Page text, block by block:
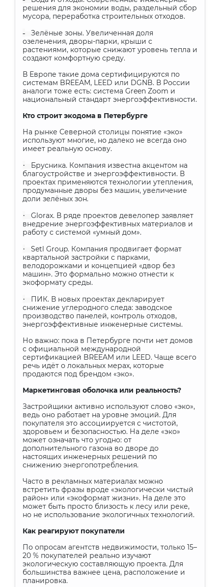
решения для экономии воды, раздельный сбор
мусора, переработка строительных отходов.
-
Зелёные зоны. Увеличенная доля
озеленения, дворы-парки, крыши с
растениями, которые снижают уровень тепла и
создают комфортную среду.
В Европе такие дома сертифицируются по
системам BREEAM, LEED или DGNB. В России
аналоги тоже есть: система Green Zoom и
национальный стандарт энергоэффективности.
Кто строит экодома в Петербурге
На рынке Северной столицы понятие «эко»
используют многие, но далеко не всегда оно
имеет реальную основу.
·
Брусника. Компания известна акцентом на
благоустройстве и энергоэффективности. В
проектах применяются технологии утепления,
продуманные дворы без машин, увеличение
доли зелёных зон.
·
Glorax. В ряде проектов девелопер заявляет
внедрение энергоэффективных материалов и
работу с системой «умный дом».
·
Setl Group. Компания продвигает формат
квартальной застройки с парками,
велодорожками и концепцией «двор без
машин». Это формально можно отнести к
экоформату среды.
·
ПИК. В новых проектах декларирует
снижение углеродного следа: заводское
производство панелей, контроль отходов,
энергоэффективные инженерные системы.
Но важно: пока в Петербурге почти нет домов
с официальной международной
сертификацией BREEAM или LEED. Чаще всего
речь идёт о локальных мерах, которые
продаются под брендом «эко».
Маркетинговая оболочка или реальность?
Застройщики активно используют слово «эко»,
ведь оно работает на уровне эмоций. Для
покупателя это ассоциируется с чистотой,
здоровьем и безопасностью. На деле «эко»
может означать что угодно: от
дополнительного газона во дворе до
настоящих инженерных решений по
снижению энергопотребления.
Часто в рекламных материалах можно
встретить фразы вроде «экологически чистый
район» или «экоформат жизни». На деле это
может быть просто близость к лесу или реке,
но не использование экологичных технологий.
Как реагируют покупатели
По опросам агентств недвижимости, только 15–
20 % покупателей реально изучают
экологическую составляющую проекта. Для
большинства важнее цена, расположение и
планировка.